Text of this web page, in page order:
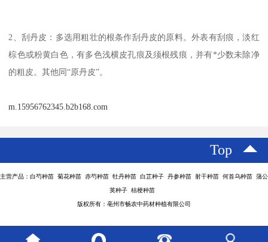
2、刮丹皮：多选用粗壮的根条作刮丹皮的原料。外表有刮痕，淡红
棕色或粉黄白色，有多色浅横皮孔痕及须根残痕，并有*少数未除净
的粗皮。其他同“原丹皮”。
m.15956762345.b2b168.com
Top
主营产品：白芍种苗 菊花种苗 赤芍种苗 牡丹种苗 白芷种子 丹参种苗 射干种苗 何首乌种苗 蒲公
英种子 桔梗种苗
版权所有：亳州市畅农中药材种植有限公司